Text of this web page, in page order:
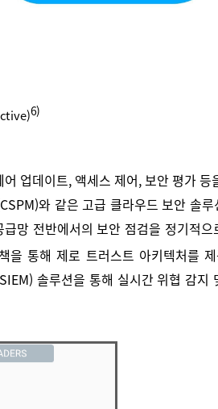
6)
업데이트, 액세스 제어, 보안 평가 등
와 같은 고급 클라우드 보안 솔
망 전반에서의 보안 점검을 정기적
을 통해 제로 트러스트 아키텍처를
솔루션을 통해 실시간 위협 감지